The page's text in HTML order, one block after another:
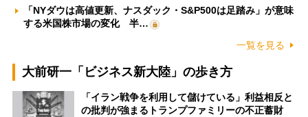
「NYダウは高値更新、ナスダック・S&P500は足踏み」が意味
する米国株市場の変化 半…
一覧を見る
大前研一「ビジネス新大陸」の歩き方
「イラン戦争を利用して儲けている」利益相反と
の批判が強まるトランプファミリーの不正蓄財